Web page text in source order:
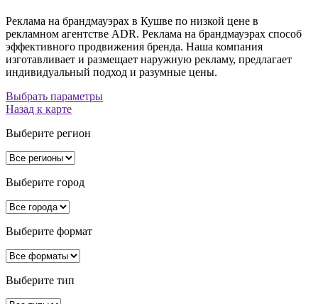
Реклама на брандмауэрах в Кушве по низкой цене в
рекламном агентстве ADR. Реклама на брандмауэрах способ
эффективного продвижения бренда. Наша компания
изготавливает и размещает наружную рекламу, предлагает
индивидуальный подход и разумные цены.
Выбрать параметры
Назад к карте
Выберите регион
Выберите город
Выберите формат
Выберите тип